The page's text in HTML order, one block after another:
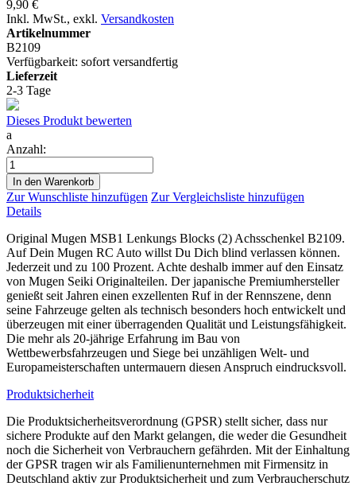
9,90 €
Inkl. MwSt., exkl. Versandkosten
Artikelnummer
B2109
Verfügbarkeit: sofort versandfertig
Lieferzeit
2-3 Tage
Dieses Produkt bewerten
a
Anzahl:
In den Warenkorb
Zur Wunschliste hinzufügen Zur Vergleichsliste hinzufügen
Details
Original Mugen MSB1 Lenkungs Blocks (2) Achsschenkel B2109.
Auf Dein Mugen RC Auto willst Du Dich blind verlassen können.
Jederzeit und zu 100 Prozent. Achte deshalb immer auf den Einsatz
von Mugen Seiki Originalteilen. Der japanische Premiumhersteller
genießt seit Jahren einen exzellenten Ruf in der Rennszene, denn
seine Fahrzeuge gelten als technisch besonders hoch entwickelt und
überzeugen mit einer überragenden Qualität und Leistungsfähigkeit.
Die mehr als 20-jährige Erfahrung im Bau von
Wettbewerbsfahrzeugen und Siege bei unzähligen Welt- und
Europameisterschaften untermauern diesen Anspruch eindrucksvoll.
Produktsicherheit
Die Produktsicherheitsverordnung (GPSR) stellt sicher, dass nur
sichere Produkte auf den Markt gelangen, die weder die Gesundheit
noch die Sicherheit von Verbrauchern gefährden. Mit der Einhaltung
der GPSR tragen wir als Familienunternehmen mit Firmensitz in
Deutschland aktiv zur Produktsicherheit und zum Verbraucherschutz